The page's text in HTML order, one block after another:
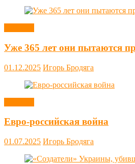
Уже 365 лет они пытаются
01.12.2025 Игорь Бродяга
Евро-российская война
01.07.2025 Игорь Бродяга